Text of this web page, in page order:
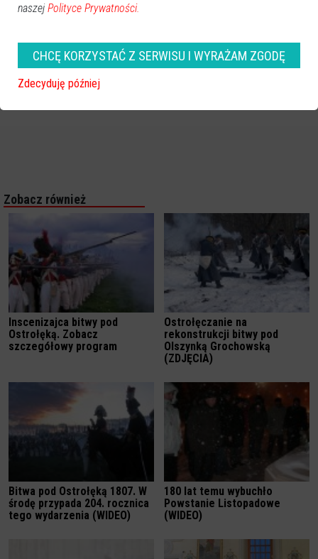
Zobacz również
Inscenizajca bitwy pod
Ostrołęką. Zobacz
szczegółowy program
Ostrołęczanie na
rekonstrukcji bitwy pod
Olszynką Grochowską
(ZDJĘCIA)
Bitwa pod Ostrołęką 1807. W
środę przypada 204. rocznica
tego wydarzenia (WIDEO)
180 lat temu wybuchło
Powstanie Listopadowe
(WIDEO)
naszej Polityce Prywatności.
CHCĘ KORZYSTAĆ Z SERWISU I WYRAŻAM ZGODĘ
Zdecyduję później